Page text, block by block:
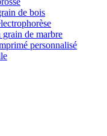
de bois
de marbre
personnalisé